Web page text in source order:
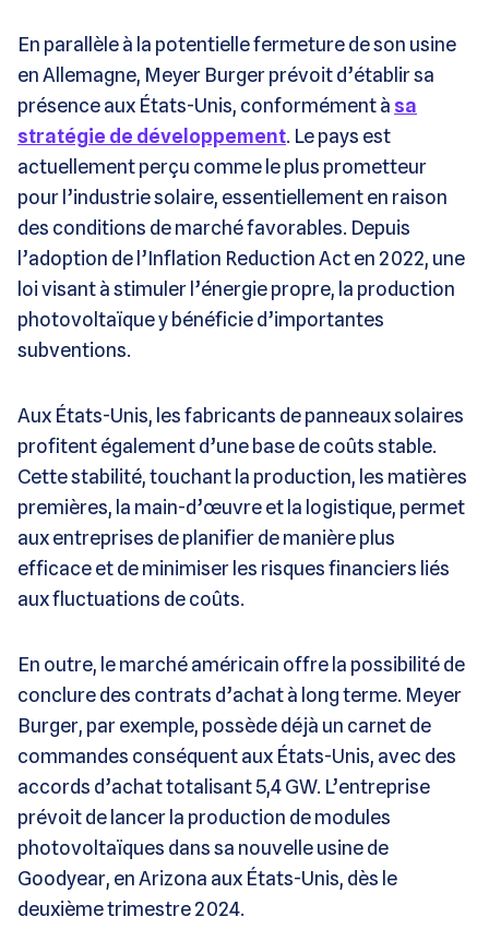
En parallèle à la potentielle fermeture de son usine
en Allemagne, Meyer Burger prévoit d’établir sa
présence aux États-Unis, conformément à sa
stratégie de développement. Le pays est
actuellement perçu comme le plus prometteur
pour l’industrie solaire, essentiellement en raison
des conditions de marché favorables. Depuis
l’adoption de l’Inflation Reduction Act en 2022, une
loi visant à stimuler l’énergie propre, la production
photovoltaïque y bénéficie d’importantes
subventions.
Aux États-Unis, les fabricants de panneaux solaires
profitent également d’une base de coûts stable.
Cette stabilité, touchant la production, les matières
premières, la main-d’œuvre et la logistique, permet
aux entreprises de planifier de manière plus
efficace et de minimiser les risques financiers liés
aux fluctuations de coûts.
En outre, le marché américain offre la possibilité de
conclure des contrats d’achat à long terme. Meyer
Burger, par exemple, possède déjà un carnet de
commandes conséquent aux États-Unis, avec des
accords d’achat totalisant 5,4 GW. L’entreprise
prévoit de lancer la production de modules
photovoltaïques dans sa nouvelle usine de
Goodyear, en Arizona aux États-Unis, dès le
deuxième trimestre 2024.